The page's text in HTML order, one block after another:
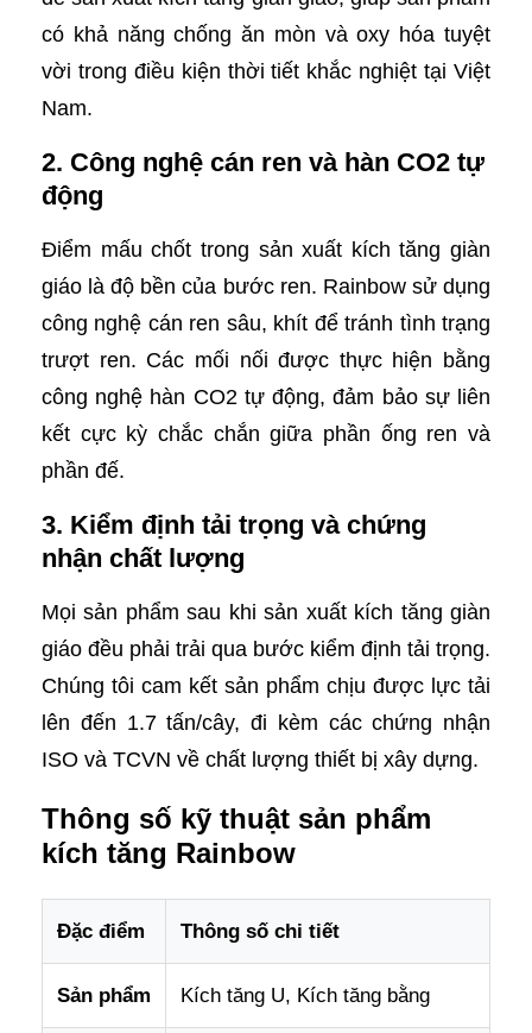
có khả năng chống ăn mòn và oxy hóa tuyệt
vời trong điều kiện thời tiết khắc nghiệt tại Việt
Nam.
2. Công nghệ cán ren và hàn CO2 tự
động
Điểm mấu chốt trong sản xuất kích tăng giàn
giáo là độ bền của bước ren. Rainbow sử dụng
công nghệ cán ren sâu, khít để tránh tình trạng
trượt ren. Các mối nối được thực hiện bằng
công nghệ hàn CO2 tự động, đảm bảo sự liên
kết cực kỳ chắc chắn giữa phần ống ren và
phần đế.
3. Kiểm định tải trọng và chứng
nhận chất lượng
Mọi sản phẩm sau khi sản xuất kích tăng giàn
giáo đều phải trải qua bước kiểm định tải trọng.
Chúng tôi cam kết sản phẩm chịu được lực tải
lên đến 1.7 tấn/cây, đi kèm các chứng nhận
ISO và TCVN về chất lượng thiết bị xây dựng.
Thông số kỹ thuật sản phẩm
kích tăng Rainbow
Đặc điểm Thông số chi tiết
Sản phẩm Kích tăng U, Kích tăng bằng